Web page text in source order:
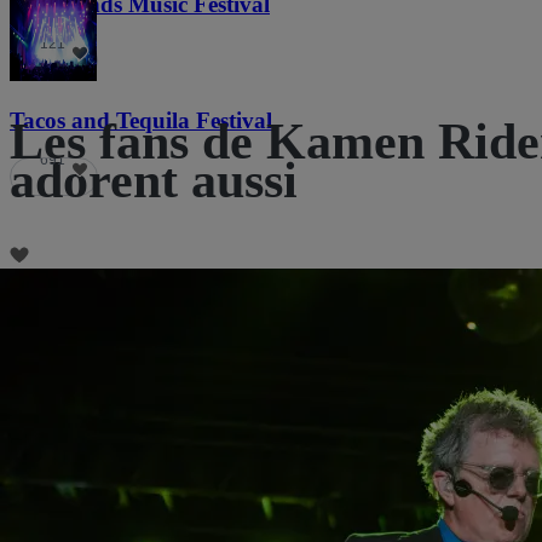
121
Tacos and Tequila Festival
691
Les fans de Kamen
adorent aussi